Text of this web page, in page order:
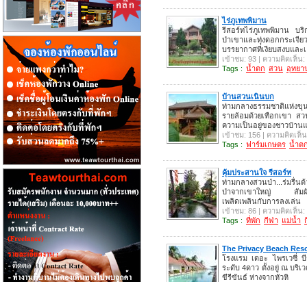
ไร่ภูเทพพิมาน
รีสอร์ทไร่ภูเทพพิมาน บ
ป่าเขาและทุ่งดอกกระเ
บรรยากาศที่เงียบสงบและ
เข้าชม: 93 | ความคิดเห็น:
Tags : น้ำตก สวน อุทยา
บ้านสวนเนินบก
ท่ามกลางธรรมชาติแห่ง
รายล้อมด้วยเทือกเขา ส
ความเป็นอยู่ของชาวบ้านแ
เข้าชม: 156 | ความคิดเห็
Tags : ฟาร์มเกษตร น้ำต
คุ้มประสานใจ รีสอร์ท
ท่ามกลางสวนป่า...ร่มรื่น
ป่าจากเขาใหญ่ สัมผัส
เพลิดเพลินกับการลงเล่น
เข้าชม: 86 | ความคิดเห็น:
Tags : ที่พัก กีฬา แม่น้ำ
The Privacy Beach
โรงแรม เดอะ ไพรเวซี่
ระดับ 4ดาว ตั้งอยู่ ณ บริเ
ขีรีขันธ์ ห่างจากหัวหิ